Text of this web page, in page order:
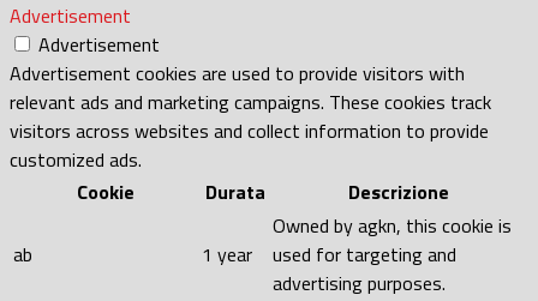
Advertisement
Advertisement
Advertisement cookies are used to provide visitors with
relevant ads and marketing campaigns. These cookies track
visitors across websites and collect information to provide
customized ads.
Cookie
Durata Descrizione
ab 1 year
Owned by agkn, this cookie is
used for targeting and
advertising purposes.